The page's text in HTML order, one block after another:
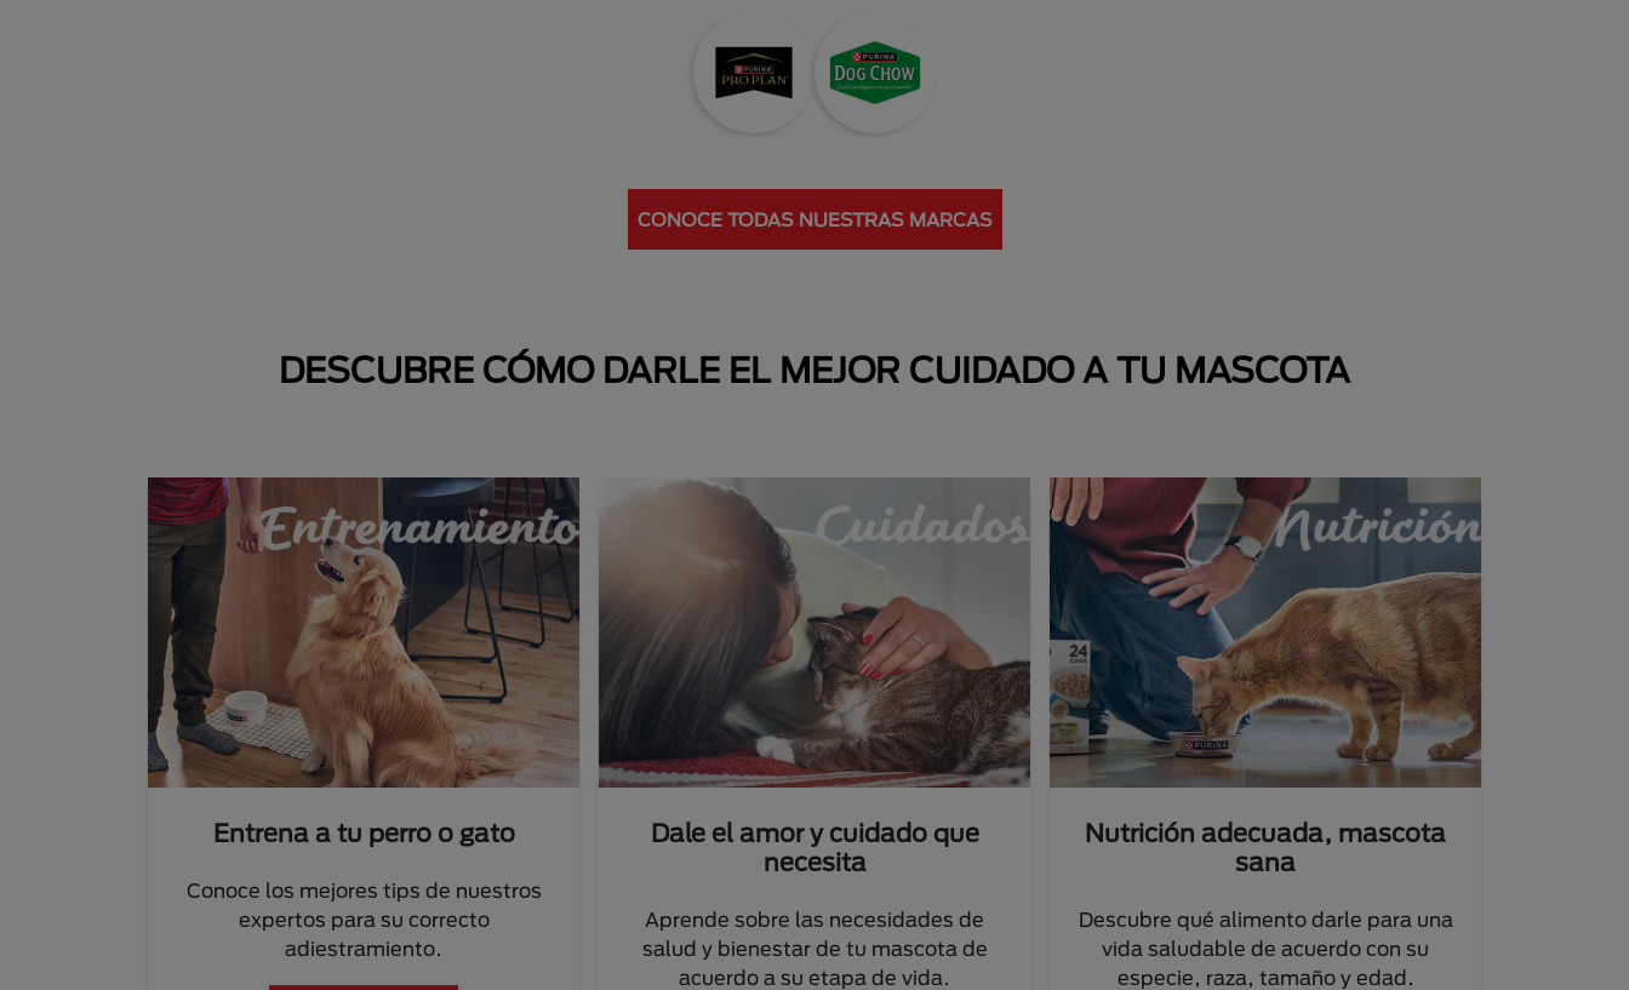
CONOCE TODAS NUESTRAS MARCAS
DESCUBRE CÓMO DARLE EL MEJOR CUIDADO A TU MASCOTA
Entrena a tu perro o gato
Conoce los mejores tips de nuestros
expertos para su correcto
adiestramiento.
Dale el amor y cuidado que
necesita
Aprende sobre las necesidades de
salud y bienestar de tu mascota de
acuerdo a su etapa de vida.
Nutrición adecuada, mascota
sana
Descubre qué alimento darle para una
vida saludable de acuerdo con su
especie, raza, tamaño y edad.